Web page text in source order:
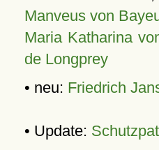
Manveus von
Maria Katharina
de Longprey
• neu: Friedrich
• Update: